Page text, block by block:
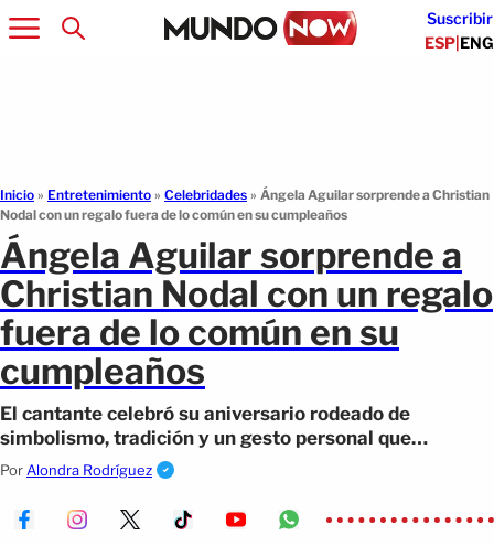
Suscribir
ESP|ENG
Inicio » Entretenimiento » Celebridades » Ángela Aguilar sorprende a Christian
Nodal con un regalo fuera de lo común en su cumpleaños
Ángela Aguilar sorprende a
Christian Nodal con un regalo
fuera de lo común en su
cumpleaños
El cantante celebró su aniversario rodeado de
simbolismo, tradición y un gesto personal que
sorprendió a fans y se volvió viral.
Por Alondra Rodríguez